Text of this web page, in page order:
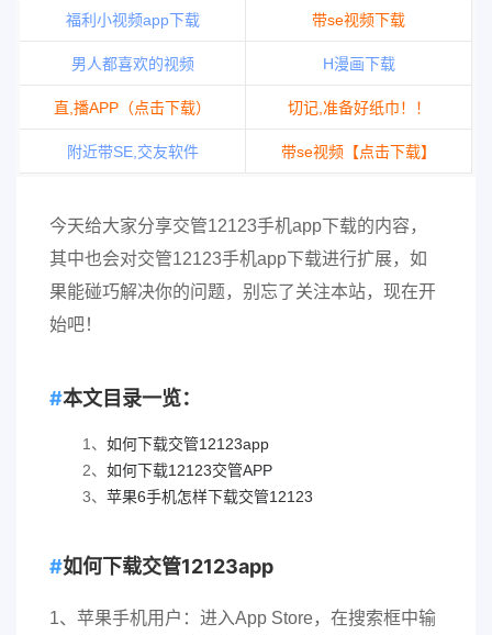
福利小视频app下载 带se视频下载
男人都喜欢的视频 H漫画下载
直,播APP（点击下载） 切记,准备好纸巾！！
附近带SE,交友软件 带se视频【点击下载】
今天给大家分享交管12123手机app下载的内容，
其中也会对交管12123手机app下载进行扩展，如
果能碰巧解决你的问题，别忘了关注本站，现在开
始吧！
本文目录一览：
1、 如何下载交管12123app
2、 如何下载12123交管APP
3、 苹果6手机怎样下载交管12123
如何下载交管12123app
1、苹果手机用户：进入App Store，在搜索框中输